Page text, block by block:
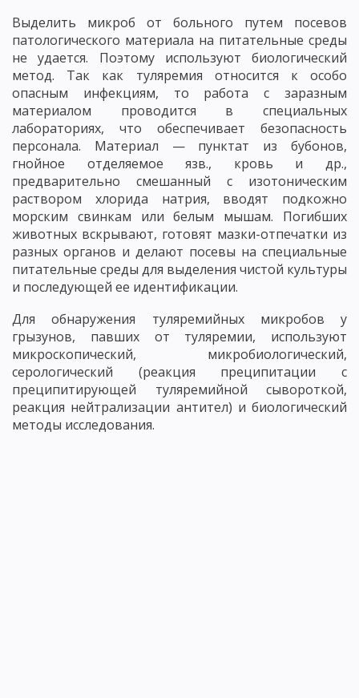
Выделить микроб от больного путем посевов
патологического материала на питательные среды
не удается. Поэтому используют биологический
метод. Так как туляремия относится к особо
опасным инфекциям, то работа с заразным
материалом проводится в специальных
лабораториях, что обеспечивает безопасность
персонала. Материал — пунктат из бубонов,
гнойное отделяемое язв., кровь и др.,
предварительно смешанный с изотоническим
раствором хлорида натрия, вводят подкожно
морским свинкам или белым мышам. Погибших
животных вскрывают, готовят мазки-отпечатки из
разных органов и делают посевы на специальные
питательные среды для выделения чистой культуры
и последующей ее идентификации.
Для обнаружения туляремийных микробов у
грызунов, павших от туляремии, используют
микроскопический, микробиологический,
серологический (реакция преципитации с
преципитирующей туляремийной сывороткой,
реакция нейтрализации антител) и биологический
методы исследования.